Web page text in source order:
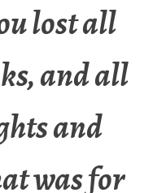
lost all
and all
and
was for